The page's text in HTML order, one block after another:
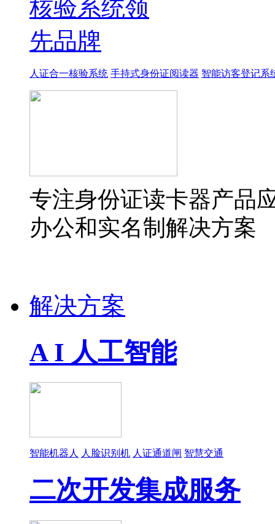
人证合一核验系统 手持式身份证阅读器 智能访客登记系
专注身份证读卡器产品
办公和实名制解决方案
解决方案
A I 人工智能
智能机器人 人脸识别机 人证通道闸 智慧交通
二次开发集成服务